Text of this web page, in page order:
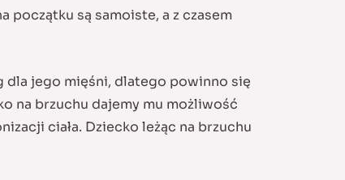
początku są samoiste, a z czasem
dla jego mięśni, dlatego powinno się
na brzuchu dajemy mu możliwość
ciała. Dziecko leżąc na brzuchu